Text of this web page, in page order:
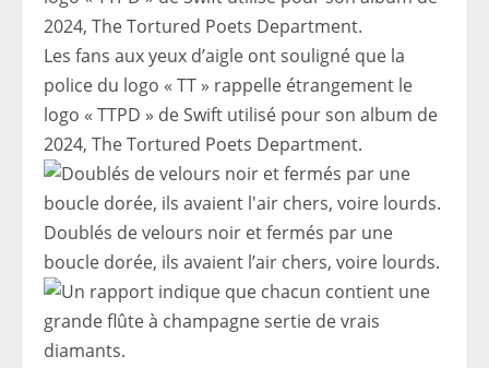
Les fans aux yeux d’aigle ont souligné que la
police du logo « TT » rappelle étrangement le
logo « TTPD » de Swift utilisé pour son album de
2024, The Tortured Poets Department.
Doublés de velours noir et fermés par une
boucle dorée, ils avaient l’air chers, voire lourds.